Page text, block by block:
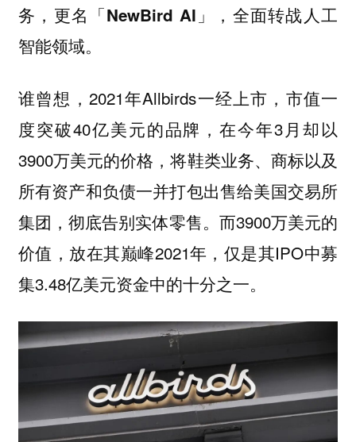
务，更名 「NewBird AI」
，全面转战人工
智能领域。
谁曾想，2021年Allbirds一经上市，市值一
度突破40亿美元的品牌，在今年3月却以
3900万美元的价格，将鞋类业务、商标以及
所有资产和负债一并打包出售给美国交易所
集团，彻底告别实体零售。而3900万美元的
价值，放在其巅峰2021年，仅是其IPO中募
集3.48亿美元资金中的十分之一。